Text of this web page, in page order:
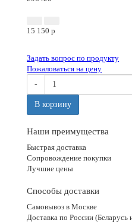
15 150 p
Задать вопрос по продукту
Пожаловаться на цену
-
В корзину
Наши преимущества
Быстрая доставка
Сопровождение покупки
Лучшие цены
Способы доставки
Самовывоз в Москве
Доставка по России (Беларусь